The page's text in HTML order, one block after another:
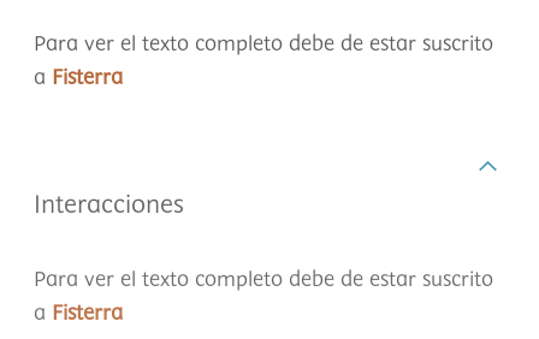
Para ver el texto completo debe de estar suscrito
a Fisterra
Interacciones
Para ver el texto completo debe de estar suscrito
a Fisterra